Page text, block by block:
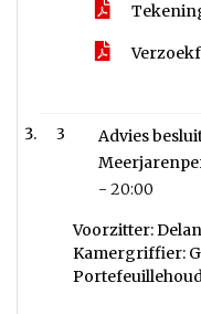
3
Advies
- 20:00
Voorzitter:
Kamergriffier: